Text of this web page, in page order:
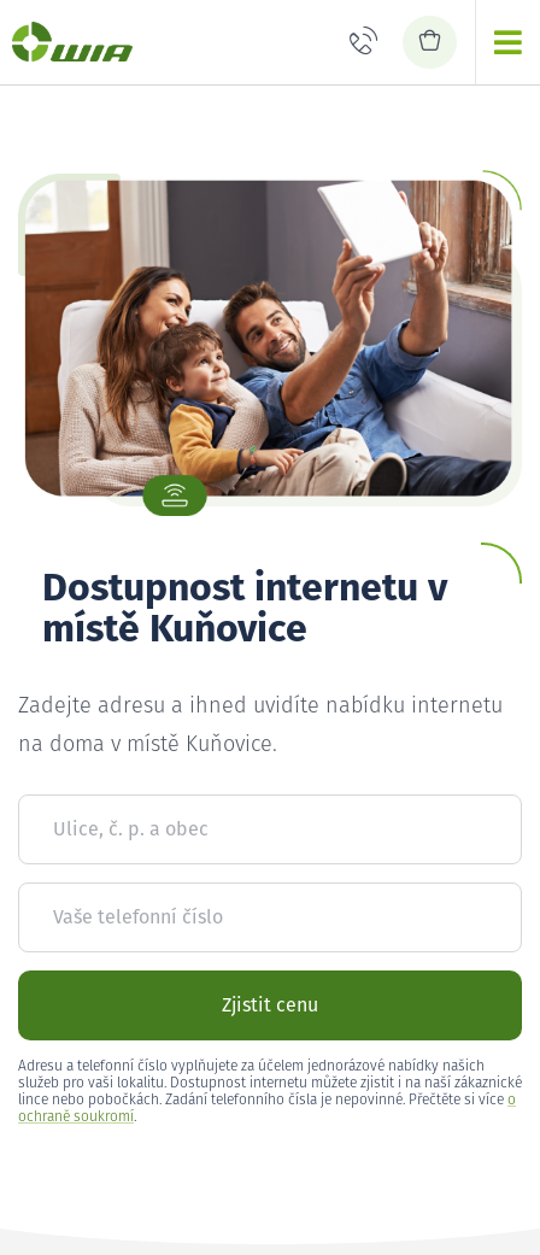
Dostupnost internetu v
místě Kuňovice
Zadejte adresu a ihned uvidíte nabídku internetu
na doma v místě Kuňovice.
Ulice, č. p. a obec
Vaše telefonní číslo
Zjistit cenu
Adresu a telefonní číslo vyplňujete za účelem jednorázové nabídky našich
služeb pro vaši lokalitu. Dostupnost internetu můžete zjistit i na naší zákaznické
lince nebo pobočkách. Zadání telefonního čísla je nepovinné. Přečtěte si více o
ochraně soukromí.